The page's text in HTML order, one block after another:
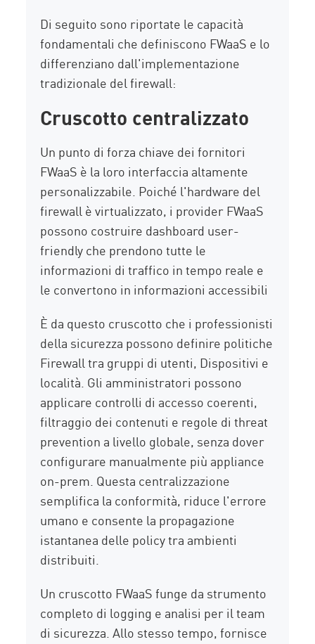
Di seguito sono riportate le capacità
fondamentali che definiscono FWaaS e lo
differenziano dall'implementazione
tradizionale del firewall:
Cruscotto centralizzato
Un punto di forza chiave dei fornitori
FWaaS è la loro interfaccia altamente
personalizzabile. Poiché l'hardware del
firewall è virtualizzato, i provider FWaaS
possono costruire dashboard user-
friendly che prendono tutte le
informazioni di traffico in tempo reale e
le convertono in informazioni accessibili
È da questo cruscotto che i professionisti
della sicurezza possono definire politiche
Firewall tra gruppi di utenti, Dispositivi e
località. Gli amministratori possono
applicare controlli di accesso coerenti,
filtraggio dei contenuti e regole di threat
prevention a livello globale, senza dover
configurare manualmente più appliance
on-prem. Questa centralizzazione
semplifica la conformità, riduce l'errore
umano e consente la propagazione
istantanea delle policy tra ambienti
distribuiti.
Un cruscotto FWaaS funge da strumento
completo di logging e analisi per il team
di sicurezza. Allo stesso tempo, fornisce